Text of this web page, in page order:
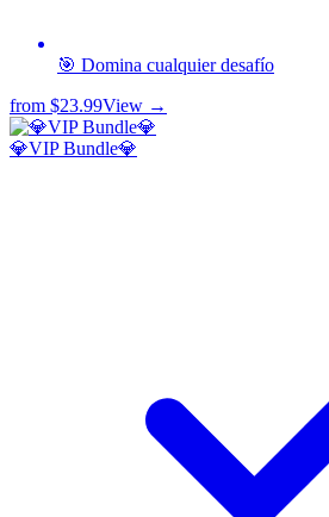
🎯 Domina cualquier desafío
from $23.99View →
💎VIP Bundle💎